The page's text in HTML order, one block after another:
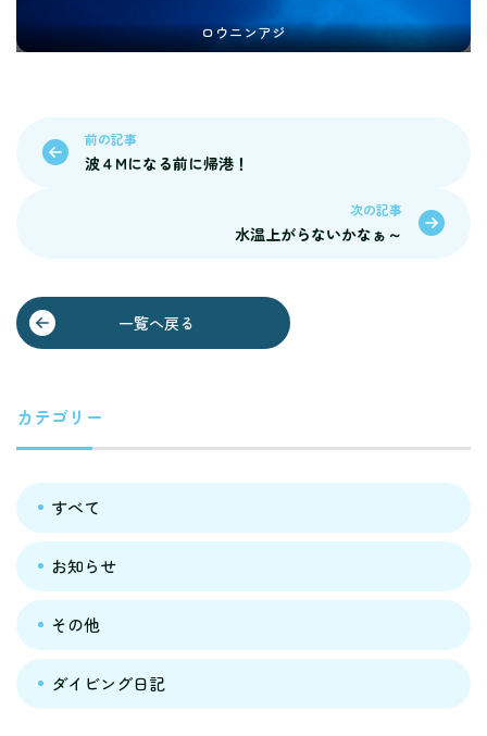
ロウニンアジ
前の記事
波４Mになる前に帰港！
次の記事
水温上がらないかなぁ～
一覧へ戻る
カテゴリー
すべて
お知らせ
その他
ダイビング日記